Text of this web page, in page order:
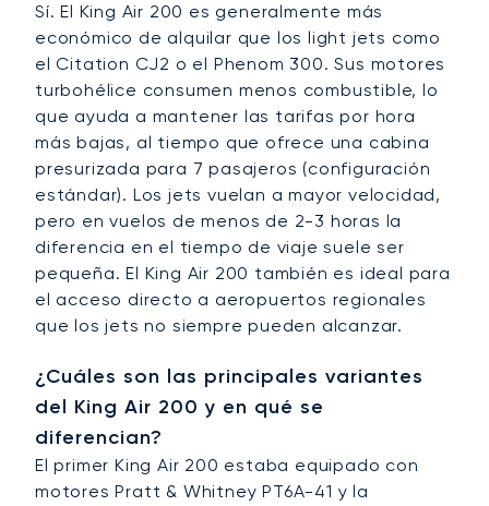
Sí. El King Air 200 es generalmente más
económico de alquilar que los light jets como
el Citation CJ2 o el Phenom 300. Sus motores
turbohélice consumen menos combustible, lo
que ayuda a mantener las tarifas por hora
más bajas, al tiempo que ofrece una cabina
presurizada para 7 pasajeros (configuración
estándar). Los jets vuelan a mayor velocidad,
pero en vuelos de menos de 2-3 horas la
diferencia en el tiempo de viaje suele ser
pequeña. El King Air 200 también es ideal para
el acceso directo a aeropuertos regionales
que los jets no siempre pueden alcanzar.
¿Cuáles son las principales variantes
del King Air 200 y en qué se
diferencian?
El primer King Air 200 estaba equipado con
motores Pratt & Whitney PT6A-41 y la